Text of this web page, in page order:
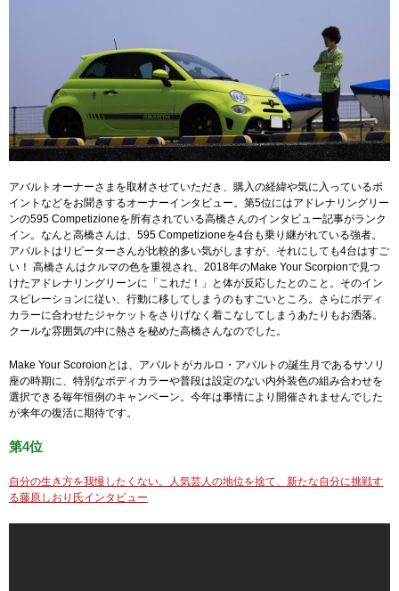
アバルトオーナーさまを取材させていただき、購入の経緯や気に入っているポ
イントなどをお聞きするオーナーインタビュー。第5位にはアドレナリングリー
ンの595 Competizioneを所有されている高橋さんのインタビュー記事がランク
イン。なんと高橋さんは、595 Competizioneを4台も乗り継がれている強者。
アバルトはリピーターさんが比較的多い気がしますが、それにしても4台はすご
い！ 高橋さんはクルマの色を重視され、2018年のMake Your Scorpionで見つ
けたアドレナリングリーンに「これだ！」と体が反応したとのこと。そのイン
スピレーションに従い、行動に移してしまうのもすごいところ。さらにボディ
カラーに合わせたジャケットをさりげなく着こなしてしまうあたりもお洒落。
クールな雰囲気の中に熱さを秘めた高橋さんなのでした。
Make Your Scoroionとは、アバルトがカルロ・アバルトの誕生月であるサソリ
座の時期に、特別なボディカラーや普段は設定のない内外装色の組み合わせを
選択できる毎年恒例のキャンペーン。今年は事情により開催されませんでした
が来年の復活に期待です。
第4位
自分の生き方を我慢したくない。人気芸人の地位を捨て、新たな自分に挑戦す
る藤原しおり氏インタビュー